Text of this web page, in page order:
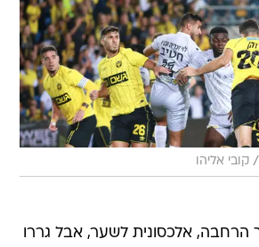
/ קובי אליהו
הרחבה, אלכסונית לשער, אבל גררו